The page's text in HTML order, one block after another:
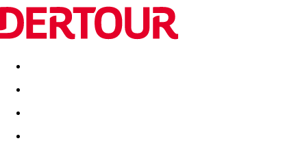
Destinatii Vacanta perfecta OFERTE DE NERATAT